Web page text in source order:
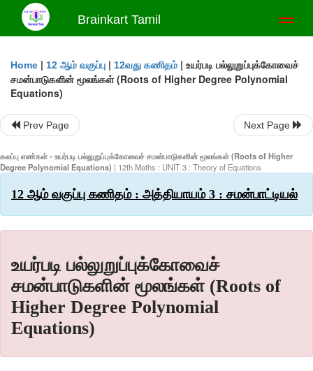
Brainkart Tamil
Home | 12 ஆம் வகுப்பு | 12வது கணிதம் | உயர்படி பல்லுறுப்புக்கோவைச்
சமன்பாடுகளின் மூலங்கள் (Roots of Higher Degree Polynomial
Equations)
Prev Page Next Page
கலப்பு எண்கள் - உயர்படி பல்லுறுப்புக்கோவைச் சமன்பாடுகளின் மூலங்கள் (Roots of Higher
Degree Polynomial Equations) | 12th Maths : UNIT 3 : Theory of Equations
12 ஆம் வகுப்பு கணிதம் : அத்தியாயம் 3 : சமன்பாட்டியல்
உயர்படி பல்லுறுப்புக்கோவைச்
சமன்பாடுகளின் மூலங்கள் (Roots of
Higher Degree Polynomial
Equations)